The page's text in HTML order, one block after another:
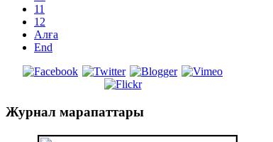
11
12
Алға
End
Журнал марапаттары